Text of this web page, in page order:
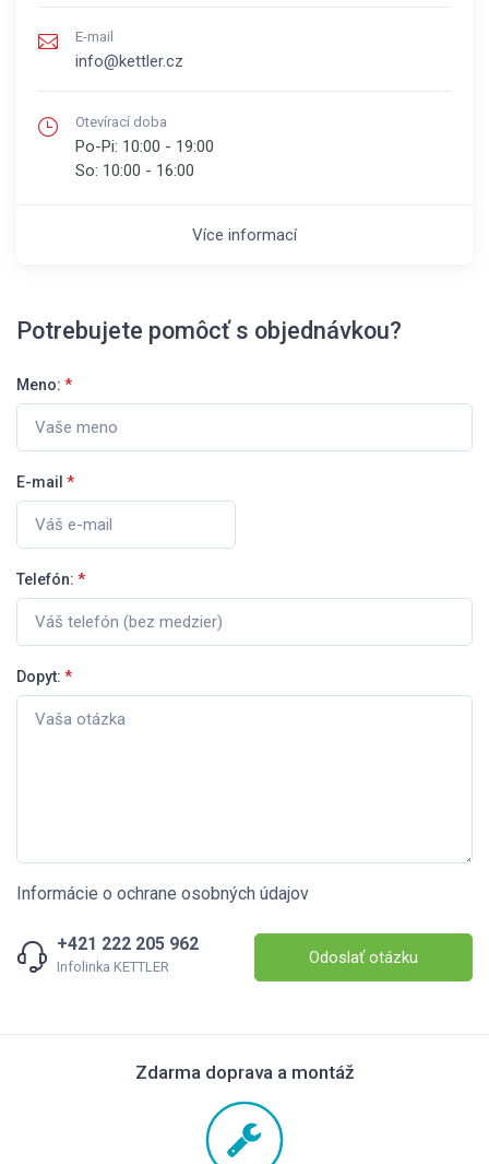
E-mail
info@kettler.cz
Otevírací doba
Po-Pi: 10:00 - 19:00
So: 10:00 - 16:00
Více informací
Potrebujete pomôcť s objednávkou?
Meno: *
E-mail *
Telefón: *
Dopyt: *
Informácie o ochrane osobných údajov
+421 222 205 962
Infolinka KETTLER Odoslať otázku
Zdarma doprava a montáž